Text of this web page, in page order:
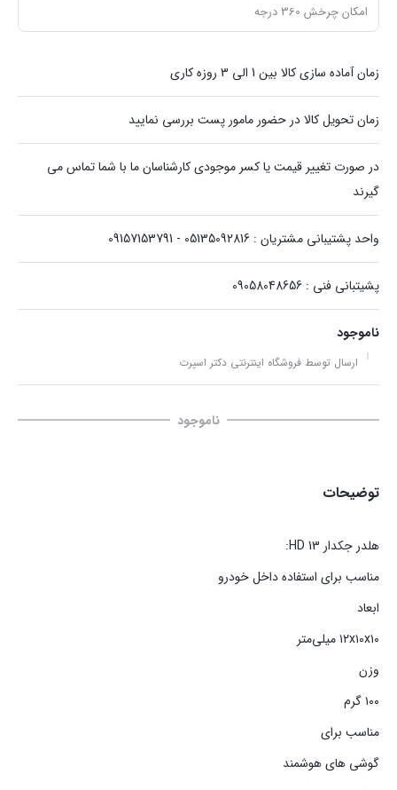
امکان چرخش 360 درجه
زمان آماده سازی کالا بین 1 الی 3 روزه کاری
زمان تحویل کالا در حضور مامور پست بررسی نمایید
در صورت تغییر قیمت یا کسر موجودی کارشناسان ما با شما تماس می
گیرند
واحد پشتیبانی مشتریان : 05135092816 - 09157153791
پشیتبانی فنی : 09058048656
ناموجود
ارسال توسط فروشگاه اینترنتی دکتر اسپرت
ناموجود
توضیحات
‏هلدر جکدار HD 13:
مناسب برای استفاده داخل خودرو
ابعاد
۱۲x۱۰x۱۰ میلی‌متر
وزن
۱۰۰ گرم
مناسب برای
گوشی های هوشمند